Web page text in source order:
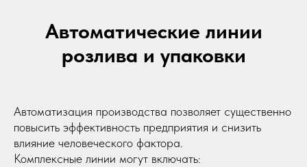
Автоматические линии
розлива и упаковки
Автоматизация производства позволяет существенно
повысить эффективность предприятия и снизить
влияние человеческого фактора.
Комплексные линии могут включать:
Вакуомно упаковочное оборудование